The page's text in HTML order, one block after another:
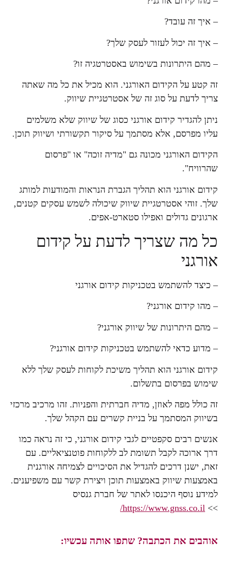
– איך זה עובד?
– איך זה יכול לעזור לעסק שלך?
– מהם היתרונות בשימוש באסטרטגיה זו?
זה קטע על הקידום האורגני. הוא מכיל את כל מה שאתה
צריך לדעת על סוג זה של אסטרטגיית שיווק.
ניתן להגדיר קידום אורגני כסוג של שיווק שלא משלמים
עליו מפרסם, אלא מסתמך על סיקור תקשורתי ושיווק תוכן.
הקידום האורגני מכונה גם "מדיה זוכה" או "פרסום
שהרוויח".
קידום אורגני הוא תהליך הגברת הנראות והמודעות למותג
שלך. זוהי אסטרטגיית שיווק שיכולה לשמש עסקים קטנים,
ארגונים גדולים ואפילו סטארט-אפים.
כל מה שצריך לדעת על קידום
אורגני
– כיצד להשתמש בטכניקות קידום אורגני
– מהו קידום אורגני?
– מהם היתרונות של שיווק אורגני?
– מדוע כדאי להשתמש בטכניקות קידום אורגני?
קידום אורגני הוא תהליך משיכת לקוחות לעסק שלך ללא
שימוש בפרסום בתשלום.
זה כולל מפה לאוזן, מדיה חברתית והפניות. זהו מרכיב מרכזי
בשיווק המסתמך על בניית קשרים עם הקהל שלך.
אנשים רבים סקפטיים לגבי קידום אורגני, כי זה נראה כמו
דרך ארוכה לקבל תשומת לב ללקוחות פוטנציאליים. עם
זאת, ישנן דרכים להגדיל את הסיכויים לצמיחה אורגנית
באמצעות שיווק באמצעות תוכן ויצירת קשר עם משפיענים.
למידע נוסף היכנסו לאתר של חברת גנסיס
>>
https://www.gnss.co.il/
אוהבים את הכתבה? שתפו אותה עכשיו: